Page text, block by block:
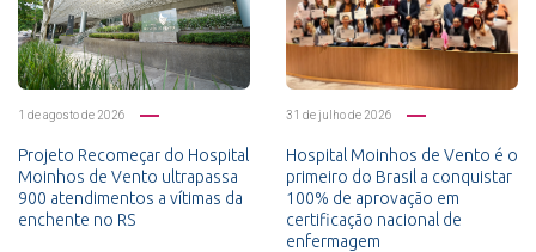
1 de agosto de 2026
Projeto Recomeçar do Hospital
Moinhos de Vento ultrapassa
900 atendimentos a vítimas da
enchente no RS
31 de julho de 2026
Hospital Moinhos de Vento é o
primeiro do Brasil a conquistar
100% de aprovação em
certificação nacional de
enfermagem